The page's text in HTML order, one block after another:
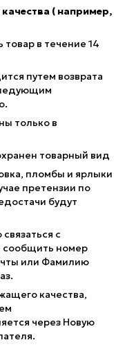
( например,
в течение 14
путем возврата
только в
товарный вид
пломбы и ярлыки
претензии по
будут
с
сообщить номер
или Фамилию
качества,
через Новую